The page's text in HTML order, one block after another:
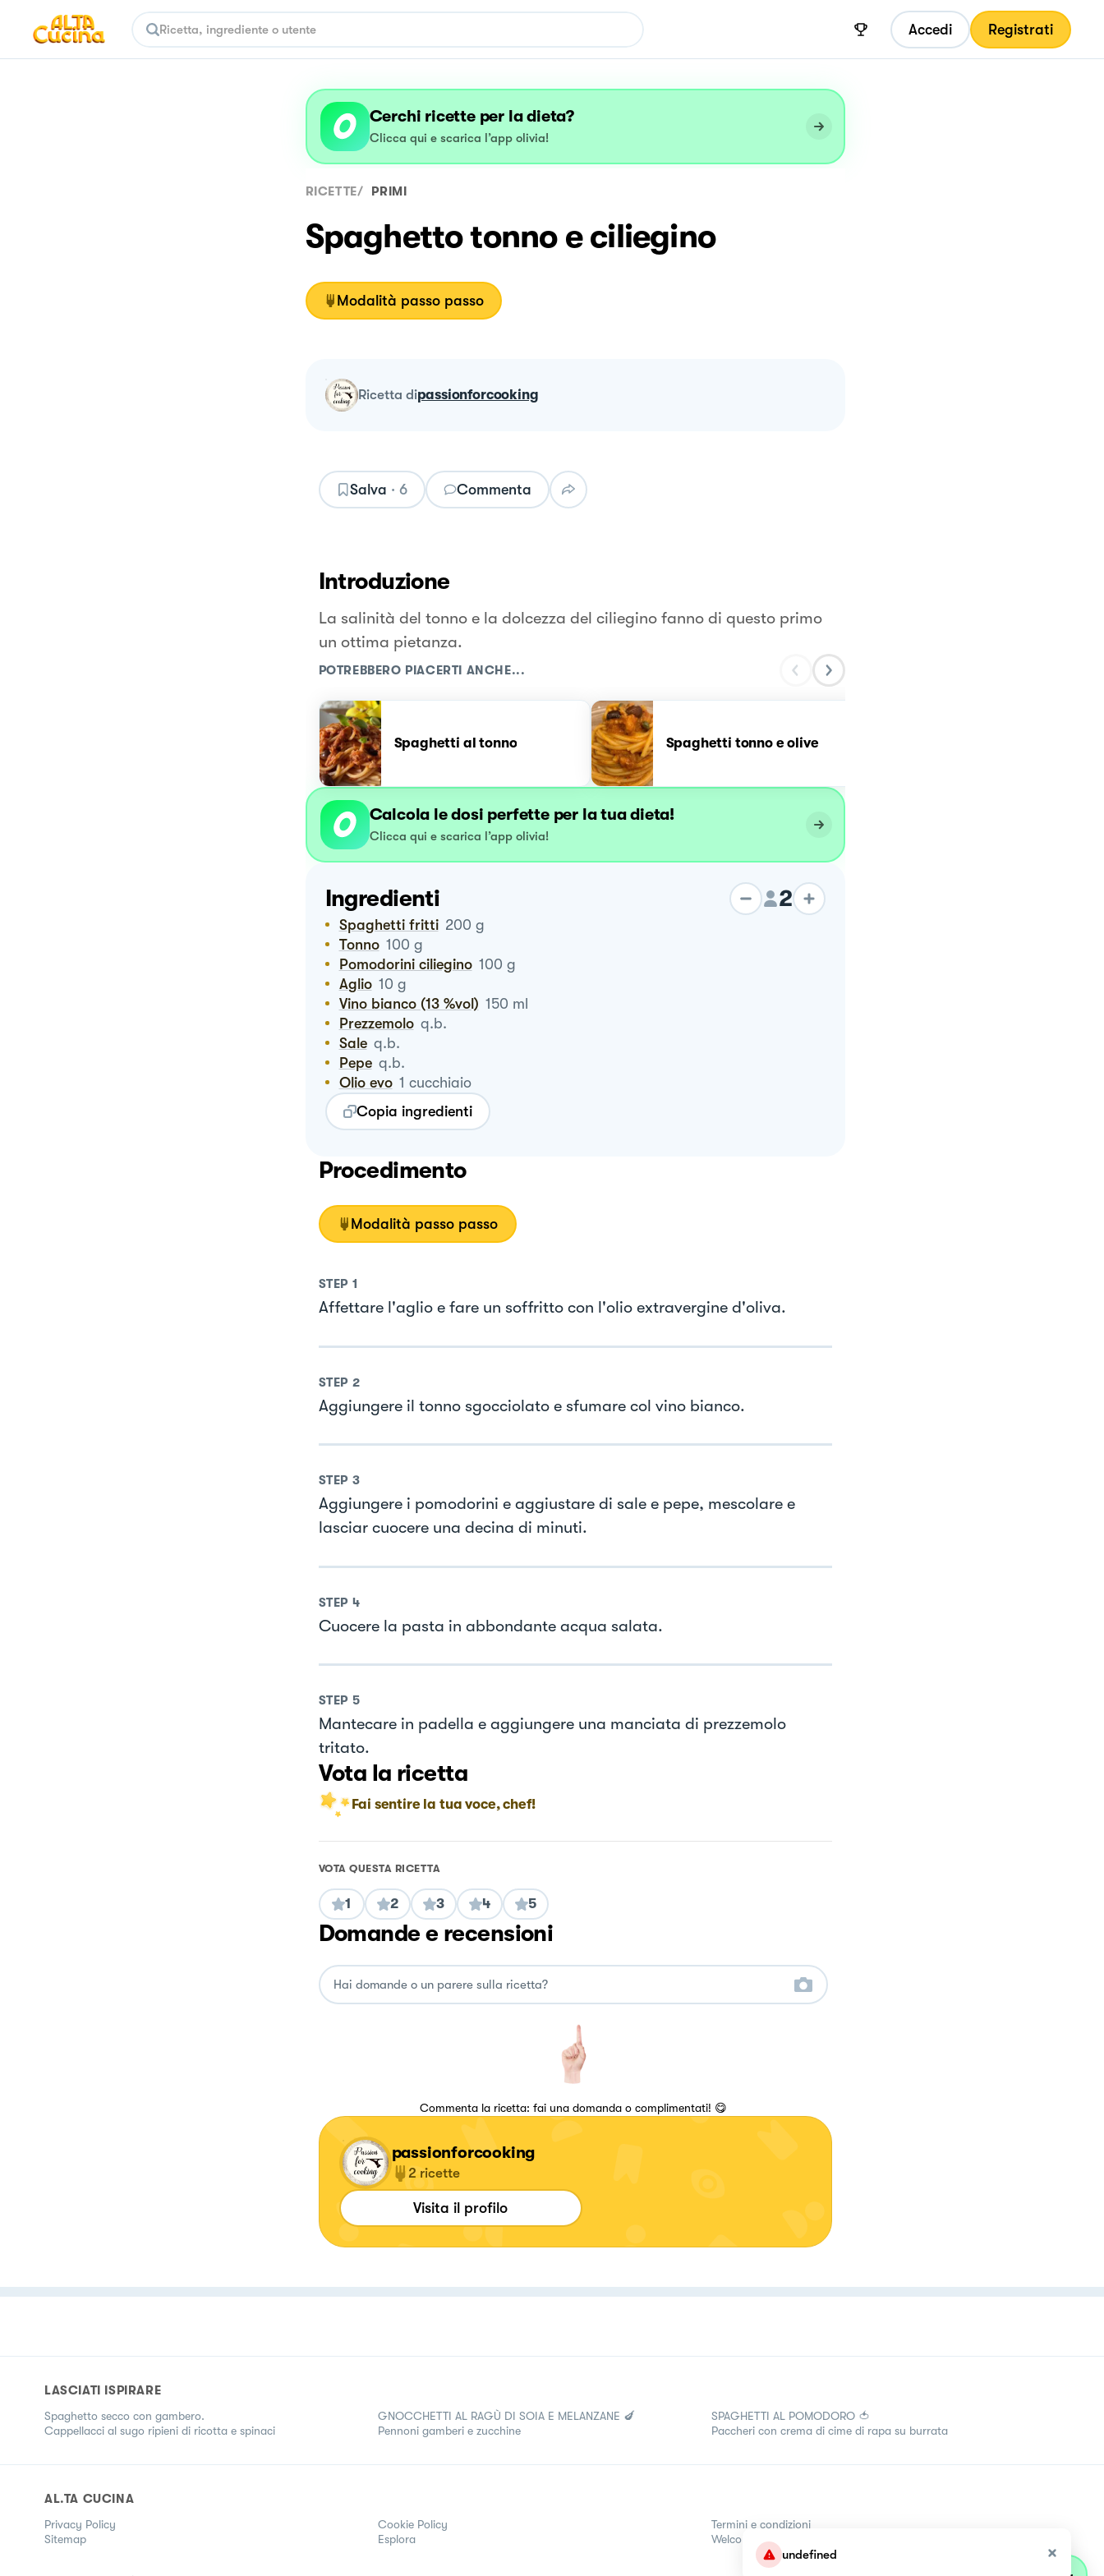
undefined
Accedi Registrati
Cerchi ricette per la dieta?
Clicca qui e scarica l’app olivia!
RICETTE/ PRIMI
Spaghetto tonno e ciliegino
Modalità passo passo
ricetta dipassionforcooking
Salva · 6 Commenta
Introduzione
La salinità del tonno e la dolcezza del ciliegino fanno di questo primo
un ottima pietanza.
POTREBBERO PIACERTI ANCHE...
Spaghetti al tonno Spaghetti tonno e olive
Calcola le dosi perfette per la tua dieta!
Clicca qui e scarica l’app olivia!
Ingredienti 2
Spaghetti fritti 200 g
Tonno 100 g
Pomodorini ciliegino 100 g
Aglio 10 g
Vino bianco (13 %vol) 150 ml
Prezzemolo q.b.
Sale q.b.
Pepe q.b.
Olio evo 1 cucchiaio
Copia ingredienti
Procedimento
Modalità passo passo
STEP 1
Affettare l'aglio e fare un soffritto con l'olio extravergine d'oliva.
STEP 2
Aggiungere il tonno sgocciolato e sfumare col vino bianco.
STEP 3
Aggiungere i pomodorini e aggiustare di sale e pepe, mescolare e
lasciar cuocere una decina di minuti.
STEP 4
Cuocere la pasta in abbondante acqua salata.
STEP 5
Mantecare in padella e aggiungere una manciata di prezzemolo
tritato.
Vota la ricetta
Fai sentire la tua voce, chef!
VOTA QUESTA RICETTA
1 2 3 4 5
Domande e recensioni
Commenta la ricetta: fai una domanda o complimentati! 😋
passionforcooking
2 ricette
Visita il profilo
LASCIATI ISPIRARE
Spaghetto secco con gambero.
Cappellacci al sugo ripieni di ricotta e spinaci
GNOCCHETTI AL RAGÙ DI SOIA E MELANZANE 🍆
Pennoni gamberi e zucchine
SPAGHETTI AL POMODORO 🍅
Paccheri con crema di cime di rapa su burrata
AL.TA CUCINA
Privacy Policy Cookie Policy
Termini e condizioni
Sitemap
Esplora Welcome